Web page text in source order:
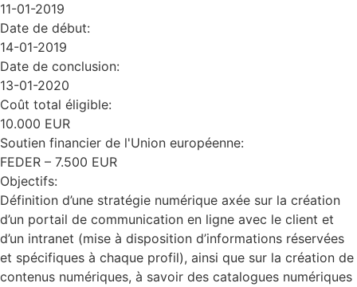
11-01-2019
Date de début:
14-01-2019
Date de conclusion:
13-01-2020
Coût total éligible:
10.000 EUR
Soutien financier de l'Union européenne:
FEDER – 7.500 EUR
Objectifs:
Définition d’une stratégie numérique axée sur la création
d’un portail de communication en ligne avec le client et
d’un intranet (mise à disposition d’informations réservées
et spécifiques à chaque profil), ainsi que sur la création de
contenus numériques, à savoir des catalogues numériques